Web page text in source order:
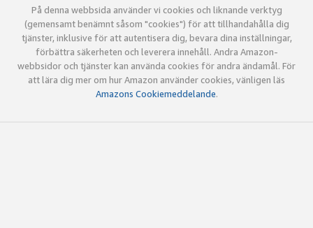
På denna webbsida använder vi cookies och liknande verktyg
(gemensamt benämnt såsom "cookies") för att tillhandahålla dig
tjänster, inklusive för att autentisera dig, bevara dina inställningar,
förbättra säkerheten och leverera innehåll. Andra Amazon-
webbsidor och tjänster kan använda cookies för andra ändamål. För
att lära dig mer om hur Amazon använder cookies, vänligen läs
Amazons Cookiemeddelande.